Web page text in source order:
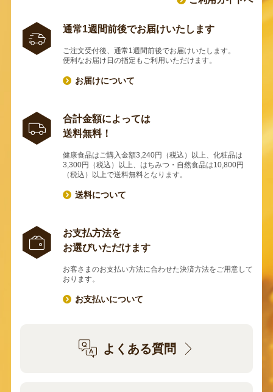
通常1週間前後でお届けいたします
ご注文受付後、通常1週間前後でお届けいたします。
便利なお届け日の指定もご利用いただけます。
お届けについて
合計金額によっては
送料無料！
健康食品はご購入金額3,240円（税込）以上、化粧品は
3,300円（税込）以上、はちみつ・自然食品は10,800円
（税込）以上で送料無料となります。
送料について
お支払方法を
お選びいただけます
お客さまのお支払い方法に合わせた決済方法をご用意して
おります。
お支払いについて
よくある質問